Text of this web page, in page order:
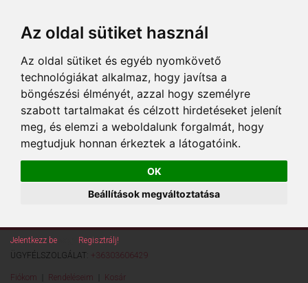
Az oldal sütiket használ
Az oldal sütiket és egyéb nyomkövető
technológiákat alkalmaz, hogy javítsa a
böngészési élményét, azzal hogy személyre
szabott tartalmakat és célzott hirdetéseket jelenít
meg, és elemzi a weboldalunk forgalmát, hogy
megtudjuk honnan érkeztek a látogatóink.
OK
Beállítások megváltoztatása
Jelentkezz be
Regisztrálj!
ÜGYFÉLSZOLGÁLAT: +36303606429
Fiókom Rendeléseim Kosár